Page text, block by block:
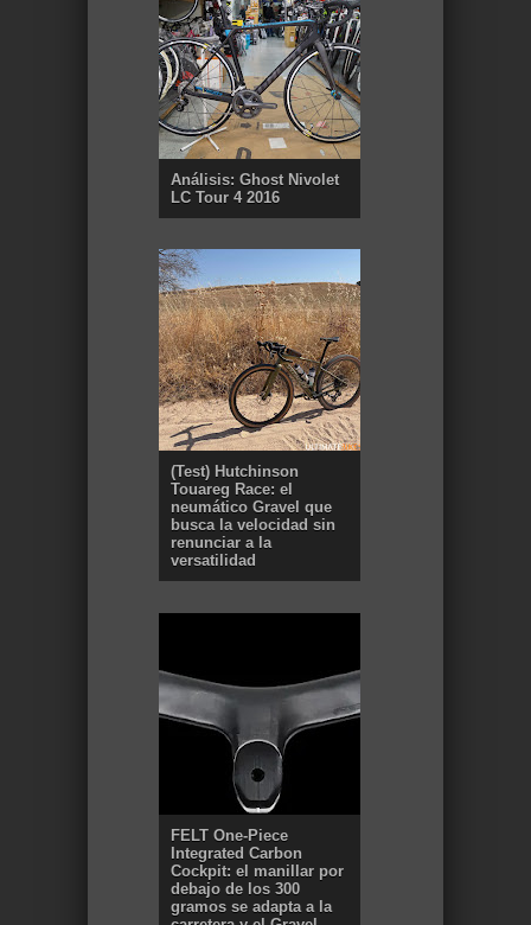
Análisis: Ghost Nivolet
LC Tour 4 2016
(Test) Hutchinson
Touareg Race: el
neumático Gravel que
busca la velocidad sin
renunciar a la
versatilidad
FELT One-Piece
Integrated Carbon
Cockpit: el manillar por
debajo de los 300
gramos se adapta a la